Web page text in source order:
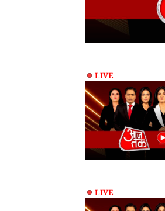
LIVE
LIVE